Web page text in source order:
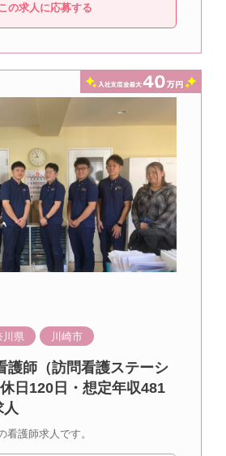
の求人に応募する
川県 川崎市
護師（訪問看護ステーシ
日120日・想定年収481
看護師求人です。